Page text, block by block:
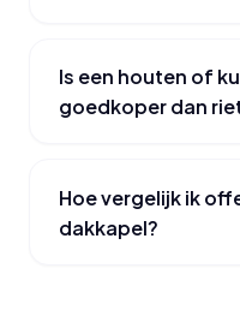
Is een houten of
goedkoper dan
Hoe vergelijk ik
dakkapel?